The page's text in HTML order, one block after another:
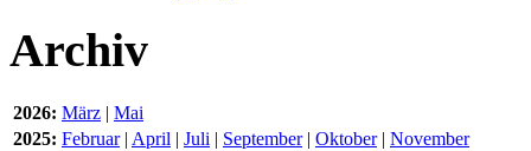
Archiv
2026: März | Mai
2025: Februar| April | Juli | September| Oktober| November